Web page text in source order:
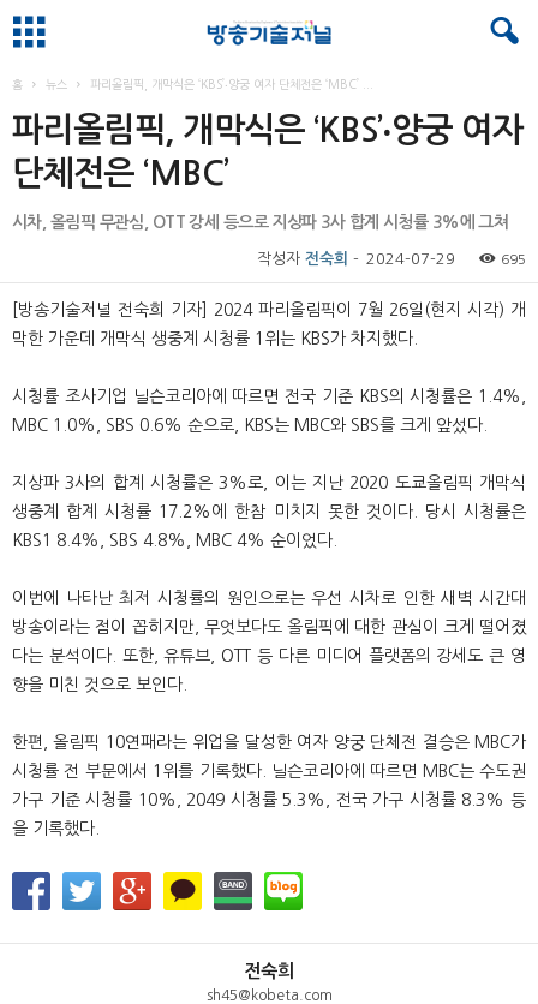
홈 뉴스 파리올림픽, 개막식은 ‘KBS’‧양궁 여자 단체전은 ‘MBC’ ...
파리올림픽, 개막식은 ‘KBS’‧양궁 여자
단체전은 ‘MBC’
시차, 올림픽 무관심, OTT 강세 등으로 지상파 3사 합계 시청률 3%에 그쳐
작성자 전숙희 - 2024-07-29 695
[방송기술저널 전숙희 기자] 2024 파리올림픽이 7월 26일(현지 시각) 개
막한 가운데 개막식 생중계 시청률 1위는 KBS가 차지했다.
시청률 조사기업 닐슨코리아에 따르면 전국 기준 KBS의 시청률은 1.4%,
MBC 1.0%, SBS 0.6% 순으로, KBS는 MBC와 SBS를 크게 앞섰다.
지상파 3사의 합계 시청률은 3%로, 이는 지난 2020 도쿄올림픽 개막식
생중계 합계 시청률 17.2%에 한참 미치지 못한 것이다. 당시 시청률은
KBS1 8.4%, SBS 4.8%, MBC 4% 순이었다.
이번에 나타난 최저 시청률의 원인으로는 우선 시차로 인한 새벽 시간대
방송이라는 점이 꼽히지만, 무엇보다도 올림픽에 대한 관심이 크게 떨어졌
다는 분석이다. 또한, 유튜브, OTT 등 다른 미디어 플랫폼의 강세도 큰 영
향을 미친 것으로 보인다.
한편, 올림픽 10연패라는 위업을 달성한 여자 양궁 단체전 결승은 MBC가
시청률 전 부문에서 1위를 기록했다. 닐슨코리아에 따르면 MBC는 수도권
가구 기준 시청률 10%, 2049 시청률 5.3%, 전국 가구 시청률 8.3% 등
을 기록했다.
전숙희
sh45@kobeta.com